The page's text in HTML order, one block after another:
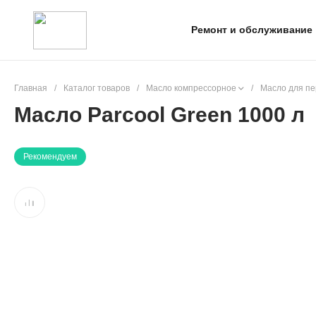
Ремонт и обслуживание
Главная / Каталог товаров / Масло компрессорное / Масло для
Масло Parcool Green 1000 л
Рекомендуем